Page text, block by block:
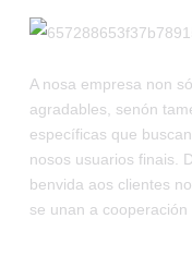
NJP-
NJP-
A nosa empresa non
agradables, senón
específicas que
nosos usuarios finais.
benvida aos clientes
se unan a cooperación